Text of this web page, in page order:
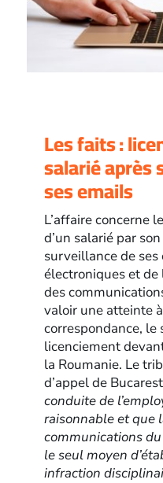
Les faits :
salarié après
ses emails
L’affaire concerne
d’un salarié par
surveillance de
électroniques et
des
valoir une atteinte
correspondance, le
licenciement
la Roumanie. Le
d’appel de
conduite de
raisonnable et que
communications
le seul moyen
infraction